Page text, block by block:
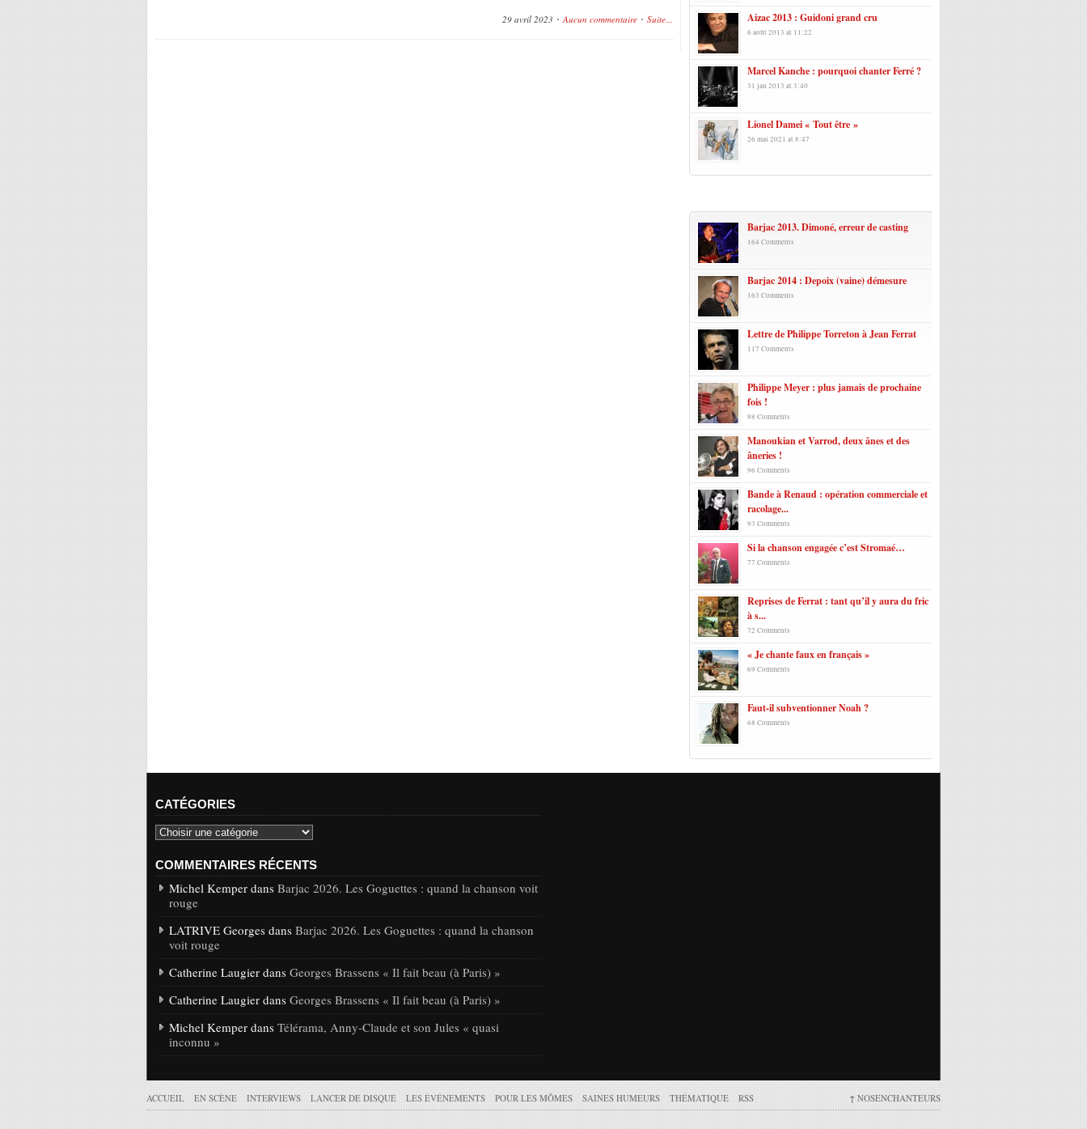
29 avril 2023 Aucun commentaire Suite... Aizac 2013 : Guidoni grand cru
6 août 2013 at 11:22
Marcel Kanche : pourquoi chanter Ferré ?
31 jan 2013 at 3:40
Lionel Damei « Tout être »
26 mai 2021 at 8:47
Barjac 2013. Dimoné, erreur de casting
164 Comments
Barjac 2014 : Depoix (vaine) démesure
163 Comments
Lettre de Philippe Torreton à Jean Ferrat
117 Comments
Philippe Meyer : plus jamais de prochaine
fois !
98 Comments
Manoukian et Varrod, deux ânes et des
âneries !
96 Comments
Bande à Renaud : opération commerciale et
racolage...
93 Comments
Si la chanson engagée c’est Stromaé…
77 Comments
Reprises de Ferrat : tant qu’il y aura du fric
à s...
72 Comments
« Je chante faux en français »
69 Comments
Faut-il subventionner Noah ?
68 Comments
CATÉGORIES
COMMENTAIRES RÉCENTS
Michel Kemper dans Barjac 2026. Les Goguettes : quand la chanson voit
rouge
LATRIVE Georges dans Barjac 2026. Les Goguettes : quand la chanson
voit rouge
Catherine Laugier dans Georges Brassens « Il fait beau (à Paris) »
Catherine Laugier dans Georges Brassens « Il fait beau (à Paris) »
Michel Kemper dans Télérama, Anny-Claude et son Jules « quasi
inconnu »
ACCUEIL EN SCÈNE INTERVIEWS LANCER DE DISQUE LES ÉVÉNEMENTS POUR LES MÔMES SAINES HUMEURS THÉMATIQUE RSS ↑ NOSENCHANTEURS